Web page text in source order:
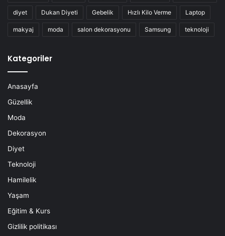
diyet Dukan Diyeti Gebelik Hızlı Kilo Verme Laptop
makyaj moda salon dekorasyonu Samsung teknoloji
Kategoriler
Anasayfa
Güzellik
Moda
Dekorasyon
Diyet
Teknoloji
Hamilelik
Yaşam
Eğitim & Kurs
Gizlilik politikası